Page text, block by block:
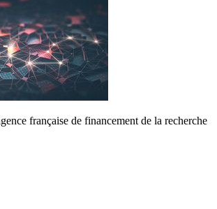
française de financement de la recherche